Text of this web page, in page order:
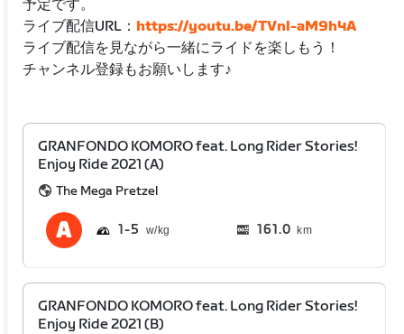
予定です。
ライブ配信URL： https://youtu.be/TVnl-aM9h4A
ライブ配信を見ながら一緒にライドを楽しもう！
チャンネル登録もお願いします♪
GRANFONDO KOMORO feat. Long Rider Stories!
Enjoy Ride 2021 (A)
The Mega Pretzel
1 5 161.0 km
GRANFONDO KOMORO feat. Long Rider Stories!
Enjoy Ride 2021 (B)